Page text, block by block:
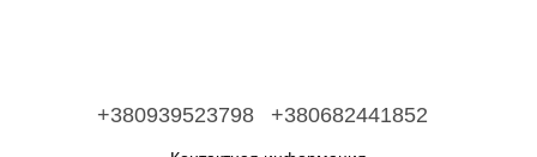
+380939523798 +380682441852